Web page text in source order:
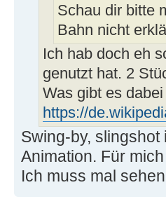
Schau dir bitte
Bahn nicht
Ich hab doch eh
genutzt hat. 2
Was gibt es
https://
Swing-by,
Animation. Für
Ich muss mal